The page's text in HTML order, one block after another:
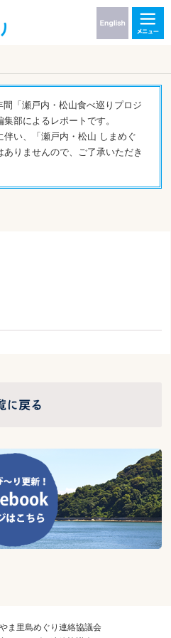
「瀬戸内・松山食べ巡りプロジ
部によるレポートです。
い、「瀬戸内・松山 しまめぐ
りませんので、ご了承いただき
ま里島めぐり連絡協議会